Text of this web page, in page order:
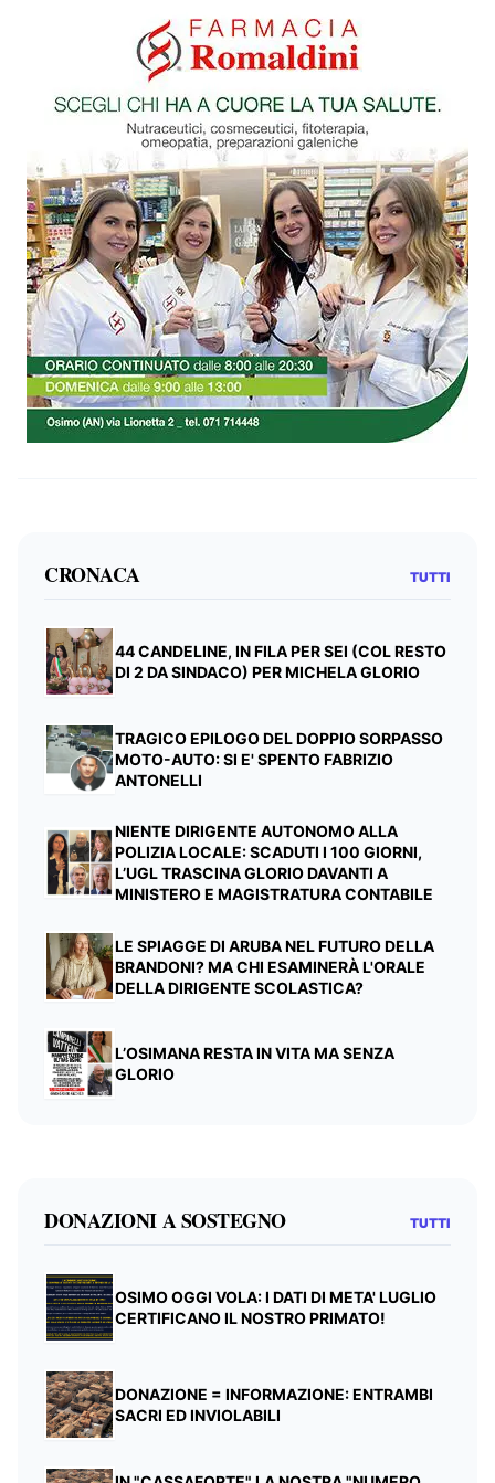
CRONACA TUTTI
44 CANDELINE, IN FILA PER SEI (COL RESTO
DI 2 DA SINDACO) PER MICHELA GLORIO
TRAGICO EPILOGO DEL DOPPIO SORPASSO
MOTO-AUTO: SI E' SPENTO FABRIZIO
ANTONELLI
NIENTE DIRIGENTE AUTONOMO ALLA
POLIZIA LOCALE: SCADUTI I 100 GIORNI,
L’UGL TRASCINA GLORIO DAVANTI A
MINISTERO E MAGISTRATURA CONTABILE
LE SPIAGGE DI ARUBA NEL FUTURO DELLA
BRANDONI? MA CHI ESAMINERÀ L'ORALE
DELLA DIRIGENTE SCOLASTICA?
L’OSIMANA RESTA IN VITA MA SENZA
GLORIO
DONAZIONI A SOSTEGNO TUTTI
OSIMO OGGI VOLA: I DATI DI META' LUGLIO
CERTIFICANO IL NOSTRO PRIMATO!
DONAZIONE = INFORMAZIONE: ENTRAMBI
SACRI ED INVIOLABILI